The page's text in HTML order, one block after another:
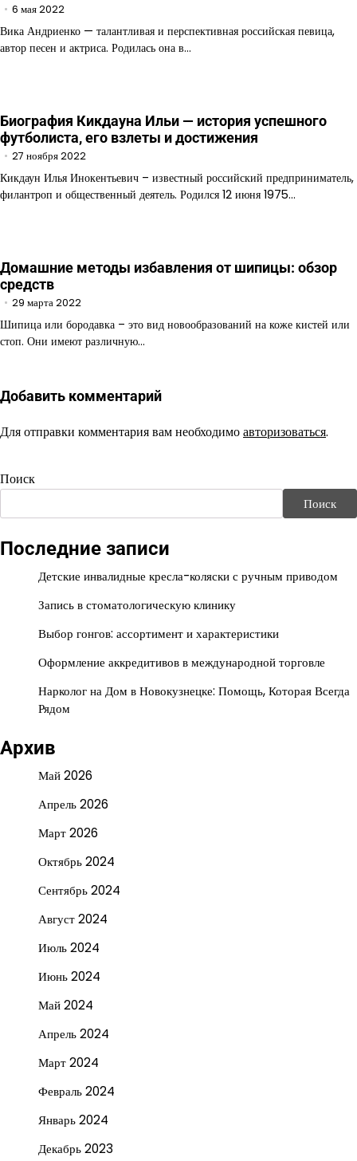
6 мая 2022
Вика Андриенко — талантливая и перспективная российская певица,
автор песен и актриса. Родилась она в…
Биография Кикдауна Ильи — история успешного
футболиста, его взлеты и достижения
27 ноября 2022
Кикдаун Илья Инокентьевич – известный российский предприниматель,
филантроп и общественный деятель. Родился 12 июня 1975…
Домашние методы избавления от шипицы: обзор
средств
29 марта 2022
Шипица или бородавка – это вид новообразований на коже кистей или
стоп. Они имеют различную…
Добавить комментарий
Для отправки комментария вам необходимоавторизоваться.
Поиск
Поиск
Последние записи
Детские инвалидные кресла-коляски с ручным приводом
Запись в стоматологическую клинику
Выбор гонгов: ассортимент и характеристики
Оформление аккредитивов в международной торговле
Нарколог на Дом в Новокузнецке: Помощь, Которая Всегда
Рядом
Архив
Май 2026
Апрель 2026
Март 2026
Октябрь 2024
Сентябрь 2024
Август 2024
Июль 2024
Июнь 2024
Май 2024
Апрель 2024
Март 2024
Февраль 2024
Январь 2024
Декабрь 2023